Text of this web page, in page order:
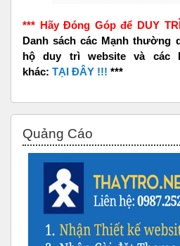
*** Hãy Đóng Góp để DUY
Danh sách các Mạnh thường
hộ duy trì website và các
khác: TẠI ĐÂY !!! ***
Quảng Cáo